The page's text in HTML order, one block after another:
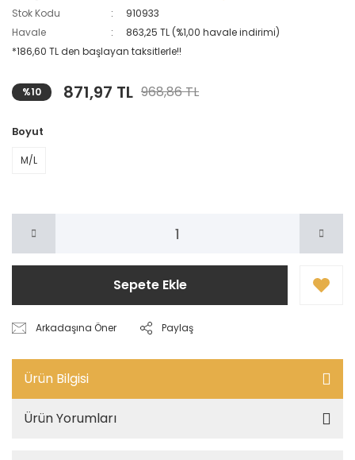
Stok Kodu
910933
Havale
863,25 TL (%1,00 havale indirimi)
*186,60 TL den başlayan taksitlerle!!
%10 871,97 TL 968,86 TL
Boyut
M/L
Sepete Ekle
Arkadaşına Öner Paylaş
Ürün Bilgisi
Ürün Yorumları